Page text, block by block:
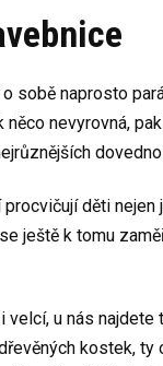
sobě naprosto
nevyrovná,
děti
ještě k tomu
velcí, u nás
kostek, ty